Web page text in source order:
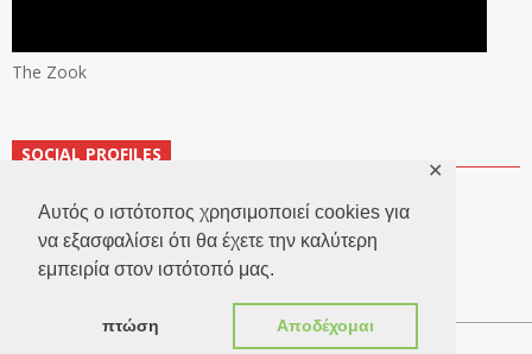
Αυτός ο ιστότοπος χρησιμοποιεί cookies για
να εξασφαλίσει ότι θα έχετε την καλύτερη
εμπειρία στον ιστότοπό μας.
πτώση Αποδέχομαι
✕
The Zook
SOCIAL PROFILES